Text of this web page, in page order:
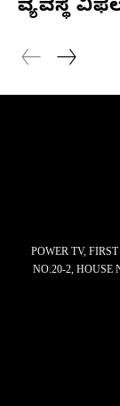
ವ್ಯವಸ್ಥೆ
POWER TV,
NO.20-2, HOUSE